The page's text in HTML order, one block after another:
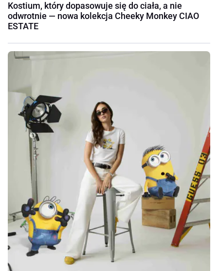
Kostium, który dopasowuje się do ciała, a nie
odwrotnie — nowa kolekcja Cheeky Monkey CIAO
ESTATE